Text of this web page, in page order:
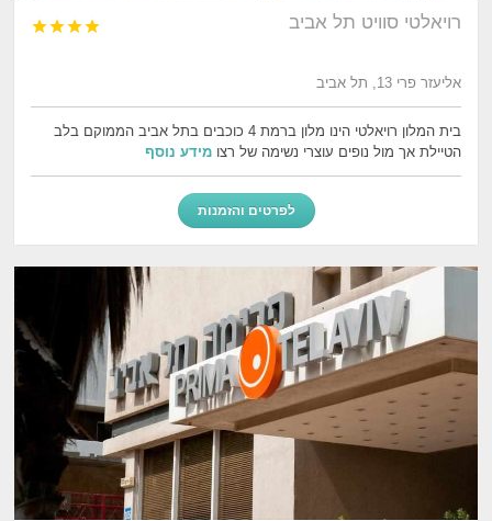
רויאלטי סוויט תל אביב 



אליעזר פרי 13, תל אביב
בית המלון רויאלטי הינו מלון ברמת 4 כוכבים בתל אביב הממוקם בלב
הטיילת אך מול נופים עוצרי נשימה של רצומידע נוסף
לפרטים והזמנות